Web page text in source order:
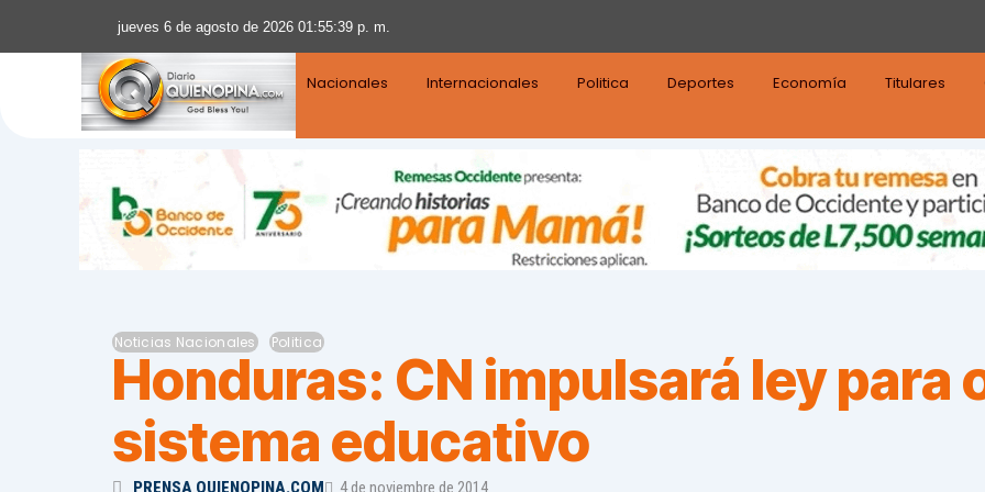
jueves 6 de agosto de 2026 01:55:40 p. m.
Nacionales Internacionales Politica Deportes Economía Titulares
Noticias Nacionales Politica
Honduras: CN impulsará ley para
sistema educativo
PRENSA QUIENOPINA.COM 4 de noviembre de 2014